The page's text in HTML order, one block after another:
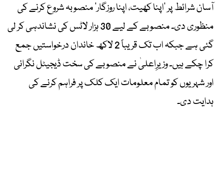
آسان شرائط پر ’اپنا کھیت، اپنا روزگار‘ منصوبہ شروع کرنے کی
منظوری دی۔ منصوبے کے لیے 30 ہزار لاٹس کی نشاندہی کر لی
گئی ہے جبکہ اب تک قریباً 2 لاکھ خاندان درخواستیں جمع
کرا چکے ہیں۔ وزیرِاعلیٰ نے منصوبے کی سخت ڈیجیٹل نگرانی
اور شہریوں کو تمام معلومات ایک کلک پر فراہم کرنے کی
ہدایت دی۔